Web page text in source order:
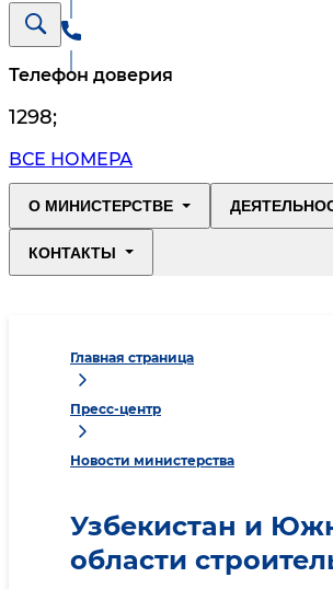
Телефон доверия
1298;
ВСЕ НОМЕРА
О МИНИСТЕРСТВЕ
КОНТАКТЫ
Главная страница
Пресс-центр
Новости министерства
Узбекистан и
области